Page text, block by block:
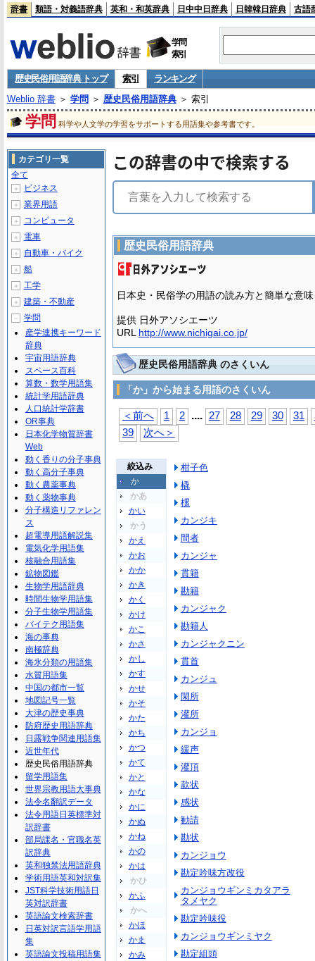
辞書 類語・対義語辞典 英和・和英辞典 日中中日辞典 日韓韓日辞典 古語
学問
索引
歴史民俗用語辞典 トップ 索引
ランキング
Weblio 辞書＞ 学問 ＞ 歴史民俗用語辞典＞ 索引
学問 科学や人文学の学習をサポートする用語集や参考書です。
この辞書の中で検索する
歴史民俗用語辞典
日本史・民俗学の用語の読み方と簡単な意
提供 日外アソシエーツ
URL http://www.nichigai.co.jp/
歴史民俗用語辞典 のさくいん
「か」から始まる用語のさくいん
＜前へ 1 2 .... 27 28 29 30 31
39
次へ＞
絞込み
か
かあ
かい
かう
かえ
かお
かか
かき
かく
かけ
かこ
かさ
かし
かす
かせ
かそ
かた
かち
かつ
かて
かと
かな
かに
かぬ
かね
かの
かは
かひ
かふ
かへ
かほ
かま
かみ
柑子色
橇
樏
カンジキ
間者
カンジャ
貫籍
勘籍
カンジャク
勘籍人
カンジャクニン
貫首
カンジュ
閑所
灌所
カンジョ
緩声
灌頂
款状
感状
勧請
勘状
カンジョウ
勘定吟味方改役
カンジョウギンミカタアラ
タメヤク
勘定吟味役
カンジョウギンミヤク
勘定組頭
カテゴリ一覧
全て
＋ ビジネス
＋ 業界用語
＋ コンピュータ
＋ 電車
＋ 自動車・バイク
＋ 船
＋ 工学
＋ 建築・不動産
－
学問
産学連携キーワード
辞典
宇宙用語辞典
スペース百科
算数・数学用語集
統計学用語辞典
人口統計学辞書
OR事典
日本化学物質辞書
Web
動く香りの分子事典
動く高分子事典
動く農薬事典
動く薬物事典
分子構造リファレン
ス
超電導用語解説集
電気化学用語集
核融合用語集
鉱物図鑑
生物学用語辞典
時間生物学用語集
分子生物学用語集
バイテク用語集
海の事典
南極辞典
海氷分類の用語集
水質用語集
中国の都市一覧
地図記号一覧
大津の歴史事典
防府歴史用語辞典
日露戦争関連用語集
近世年代
歴史民俗用語辞典
留学用語集
世界宗教用語大事典
法令名翻訳データ
法令用語日英標準対
訳辞書
部局課名・官職名英
訳辞典
英和独禁法用語辞典
学術用語英和対訳集
JST科学技術用語日
英対訳辞書
英語論文検索辞書
日英対訳言語学用語
集
英語論文投稿用語集